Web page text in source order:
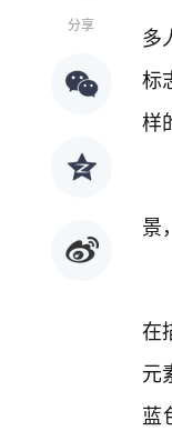
分享
多
标
样
景
在
元
蓝